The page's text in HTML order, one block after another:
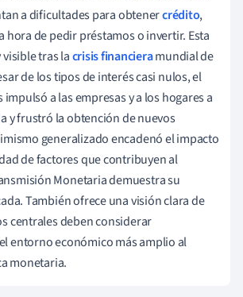
a dificultades para obtenercrédito,
hora de pedir préstamos o invertir. Esta
tras lacrisis financieramundial de
de los tipos de interés casi nulos, el
a las empresas y a los hogares a
y frustró la obtención de nuevos
generalizado encadenó el impacto
de factores que contribuyen al
Monetaria demuestra su
También ofrece una visión clara de
centrales deben considerar
entorno económico más amplio al
monetaria.